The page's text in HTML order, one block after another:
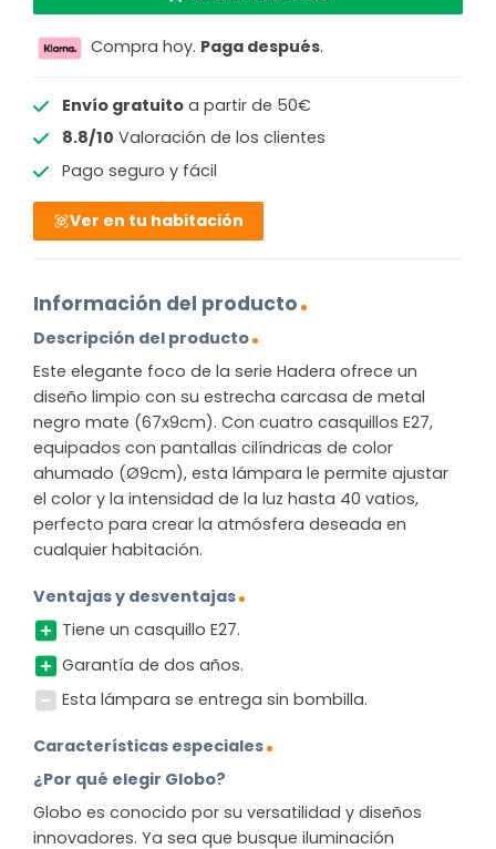
Compra hoy. Paga después.
Envío gratuitoa partir de 50€
8.8/10 Valoración de los clientes
Pago seguro y fácil
Ver en tu habitación
Información del producto
Descripción del producto
Este elegante foco de la serie Hadera ofrece un
diseño limpio con su estrecha carcasa de metal
negro mate (67x9cm). Con cuatro casquillos E27,
equipados con pantallas cilíndricas de color
ahumado (Ø9cm), esta lámpara le permite ajustar
el color y la intensidad de la luz hasta 40 vatios,
perfecto para crear la atmósfera deseada en
cualquier habitación.
Ventajas y desventajas
Tiene un casquillo E27.
Garantía de dos años.
Esta lámpara se entrega sin bombilla.
Características especiales
¿Por qué elegir Globo?
Globo es conocido por su versatilidad y diseños
innovadores. Ya sea que busque iluminación